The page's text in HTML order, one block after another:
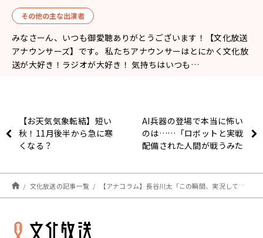
その他の主な出演者
みなさーん、いつも御愛聴ありがとうございます！【文化放送
アナウンサーズ】です。 私たちアナウンサーはとにかく文化放
送が大好き！ラジオが大好き！ 気持ちはいつも…
【お天気気象転結】短い
秋！11月後半から急に寒
くなる？
AI兵器の登場で本当に怖い
のは……「ロボットと実戦
配備された人間が戦うみた
文化放送の記事一覧 【アナコラム】長谷川太「この瞬間、実況していたら」